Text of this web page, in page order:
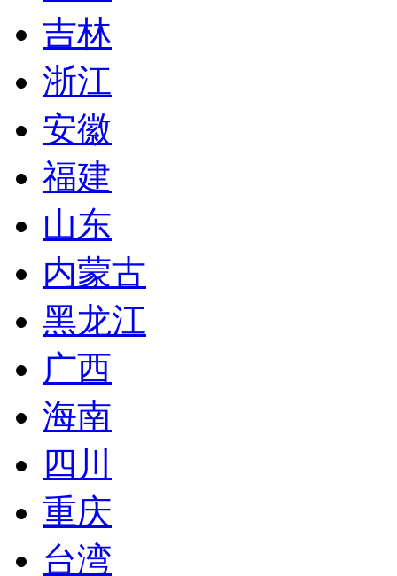
吉林
浙江
安徽
福建
山东
内蒙古
黑龙江
广西
海南
四川
重庆
台湾